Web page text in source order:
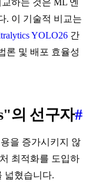
하는 것은 ML 엔
. 이 기술적 비교는
YOLO26 간
론 및 배포 효율성
의 선구자#
을 증가시키지 않
최적화를 도입하
넓혔습니다.